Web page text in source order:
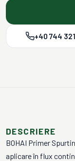
+40 744
DESCRIERE
BOHAI Primer
aplicare în flux